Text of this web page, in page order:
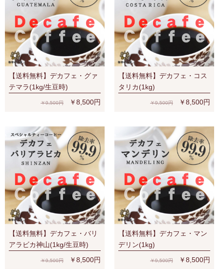
【送料無料】デカフェ・グァ
テマラ(1kg/生豆時)
￥9,500円 ￥8,500円
【送料無料】デカフェ・コス
タリカ(1kg)
￥9,500円 ￥8,500円
【送料無料】デカフェ・バリ
アラビカ神山(1kg/生豆時)
￥9,500円 ￥8,500円
【送料無料】デカフェ・マン
デリン(1kg)
￥9,500円 ￥8,500円